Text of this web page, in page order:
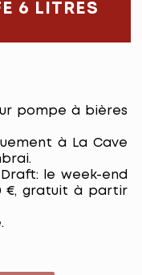
6 LITRES
pompe à bières
à La Cave
le week-end
€, gratuit à partir